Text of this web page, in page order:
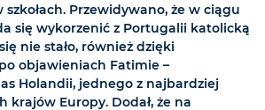
Przewidywano, że w ciągu
się wykorzenić z Portugalii katolicką
nie stało, również dzięki
objawieniach Fatimie –
Holandii, jednego z najbardziej
krajów Europy. Dodał, że na